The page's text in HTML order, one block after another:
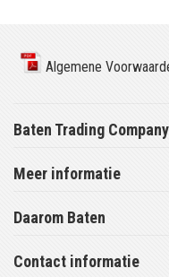
Algemene
Baten Trading Company
Meer informatie
Daarom Baten
Contact informatie